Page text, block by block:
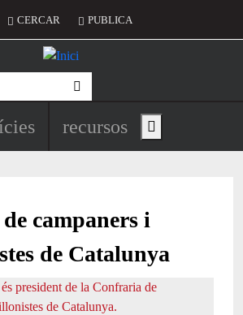
Menú del compte d'usuari
CERCAR PUBLICA
principal de
recursos Show main menu
campaners i
de Catalunya